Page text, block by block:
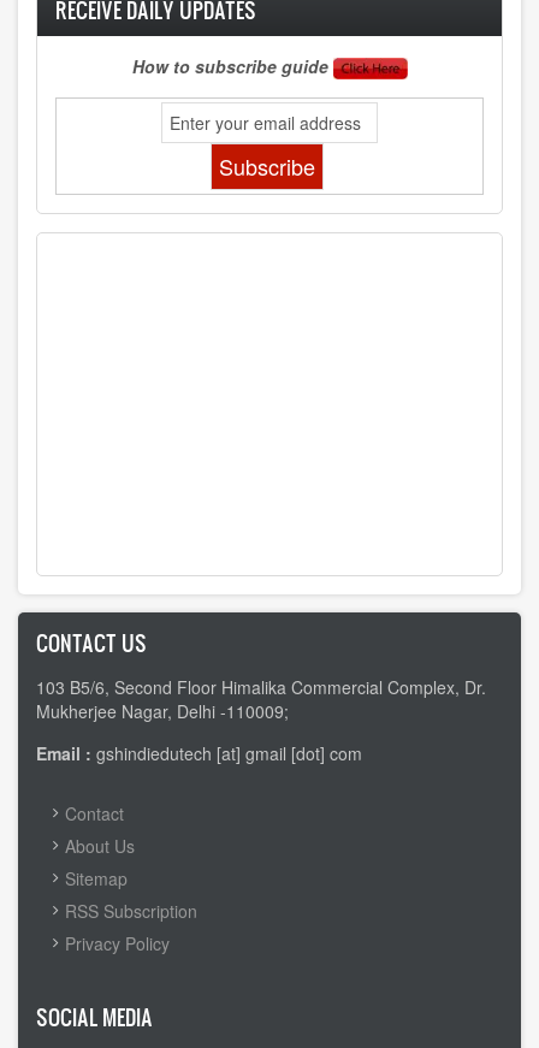
RECEIVE DAILY UPDATES
How to subscribe guide
CONTACT US
103 B5/6, Second Floor Himalika Commercial Complex, Dr.
Mukherjee Nagar, Delhi -110009;
Email : gshindiedutech [at] gmail [dot] com
FOOTER
MENU
Contact
About Us
Sitemap
RSS Subscription
Privacy Policy
SOCIAL MEDIA